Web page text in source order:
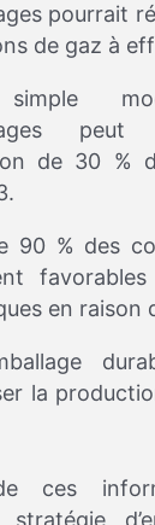
pourrait
de gaz à
peut
de 30 %
90 % des
en raison
la
ces